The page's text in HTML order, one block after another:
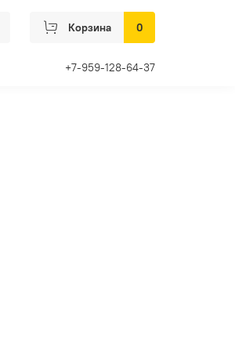
Корзина 0
+7-959-128-64-37